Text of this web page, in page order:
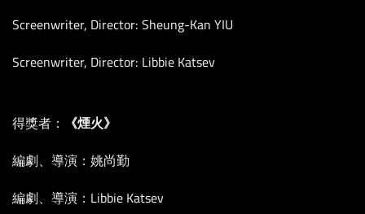
Screenwriter, Director: Sheung-Kan YIU
Screenwriter, Director: Libbie Katsev
得獎者： 《煙火》
編劇、導演：姚尚勤
編劇、導演：Libbie Katsev